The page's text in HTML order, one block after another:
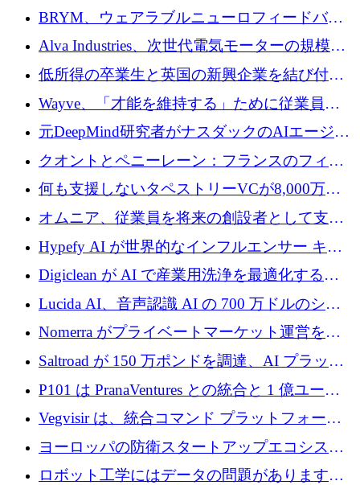
の可視化のために 50 万ユーロを調達
BRYM、ウェアラブルニューロフィードバッ
クプラットフォームの開発に65万ユーロを確
Alva Industries、次世代電気モーターの規模拡
大に 1,600 万ユーロを調達
低所得の卒業生と英国の新興企業を結び付け
るためにCommon Pathを開始
Wayve、「才能を維持する」ために従業員に
8,500万ドルの株式公開買い付けを実施
元DeepMind研究者がナスダックのAIエージェ
ントを拡張するためにCreandumの資金調達で
記録を獲得
クオントとペニーレーン：フランスのフィン
テックの友人と敵
何も支援しないタペストリーVCが8,000万ド
ルの資金を調達、ロンドン事務所を開設
オムニア、従業員を将来の創設者として支援
するために Firedrop でファンドを立ち上げる
Hypefy AI が世界的なインフルエンサー キャ
ンペーンを自動化するためにシリーズ A で
720 万ドルを調達
Digiclean が AI で産業用洗浄を最適化するた
めに 250 万ユーロを調達
Lucida AI、音声認識 AI の 700 万ドルのシー
ドラウンドを終了
Nomerra がプライベートマーケット運営を自
動化するために 200 万ドルを調達
Saltroad が 150 万ポンドを調達、AI プラット
フォーム Ogma を買収して子ども向け言語療
法を拡大
P101 は PranaVentures との統合と 1 億ユーロ
のファンドによりシード投資に拡大
Vegvisir は、統合コマンド プラットフォーム
を通じて関連する無人システムを接続するた
めの資金を調達します
ヨーロッパの防衛スタートアップエコシステ
ムとなったハッカソン
ロボット工学にはデータの問題があります。